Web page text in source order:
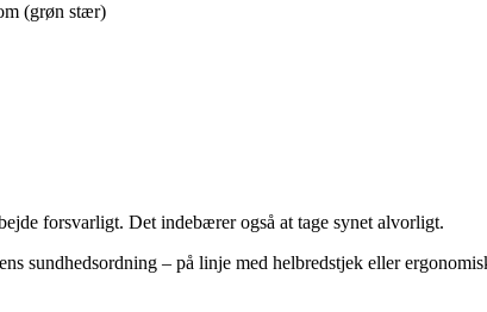
(grøn stær)
forsvarligt. Det indebærer også at tage synet alvorligt.
sundhedsordning – på linje med helbredstjek eller